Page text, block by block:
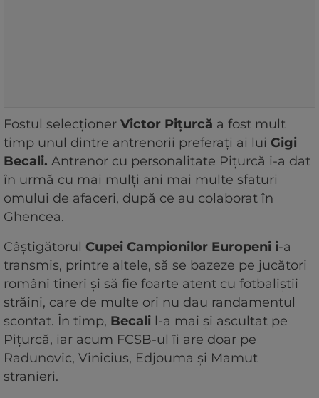
Fostul selecționer Victor Pițurcă a fost mult
timp unul dintre antrenorii preferați ai lui Gigi
Becali. Antrenor cu personalitate Pițurcă i-a dat
în urmă cu mai mulți ani mai multe sfaturi
omului de afaceri, după ce au colaborat în
Ghencea.
Câștigătorul Cupei Campionilor Europeni i-a
transmis, printre altele, să se bazeze pe jucători
români tineri și să fie foarte atent cu fotbaliștii
străini, care de multe ori nu dau randamentul
scontat. În timp, Becali l-a mai și ascultat pe
Pițurcă, iar acum FCSB-ul îi are doar pe
Radunovic, Vinicius, Edjouma și Mamut
stranieri.